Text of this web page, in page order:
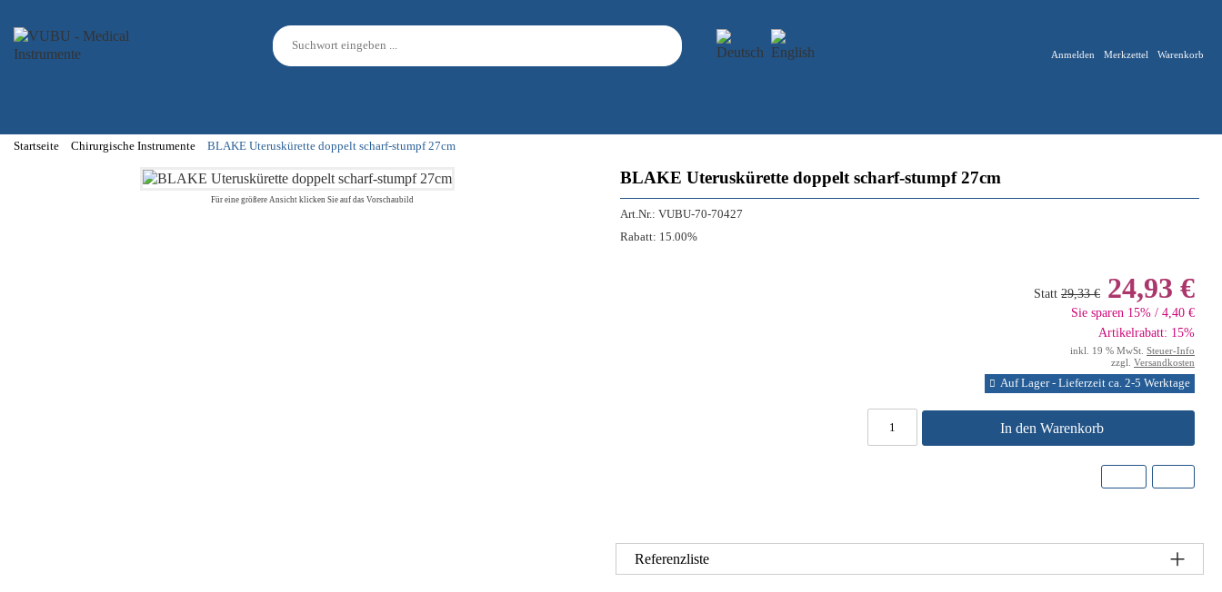
Anmelden Merkzettel Warenkorb
Startseite Chirurgische Instrumente BLAKE Uteruskürette doppelt scharf-stumpf 27cm
Für eine größere Ansicht klicken Sie auf das Vorschaubild
BLAKE Uteruskürette doppelt scharf-stumpf 27cm
Art.Nr.: VUBU-70-70427
Rabatt: 15.00%
Statt 29,33 € 24,93 €
Sie sparen 15% / 4,40 €
Artikelrabatt: 15%
inkl. 19 % MwSt. Steuer-Info
zzgl. Versandkosten
Auf Lager - Lieferzeit ca. 2-5 Werktage
In den Warenkorb
Referenzliste